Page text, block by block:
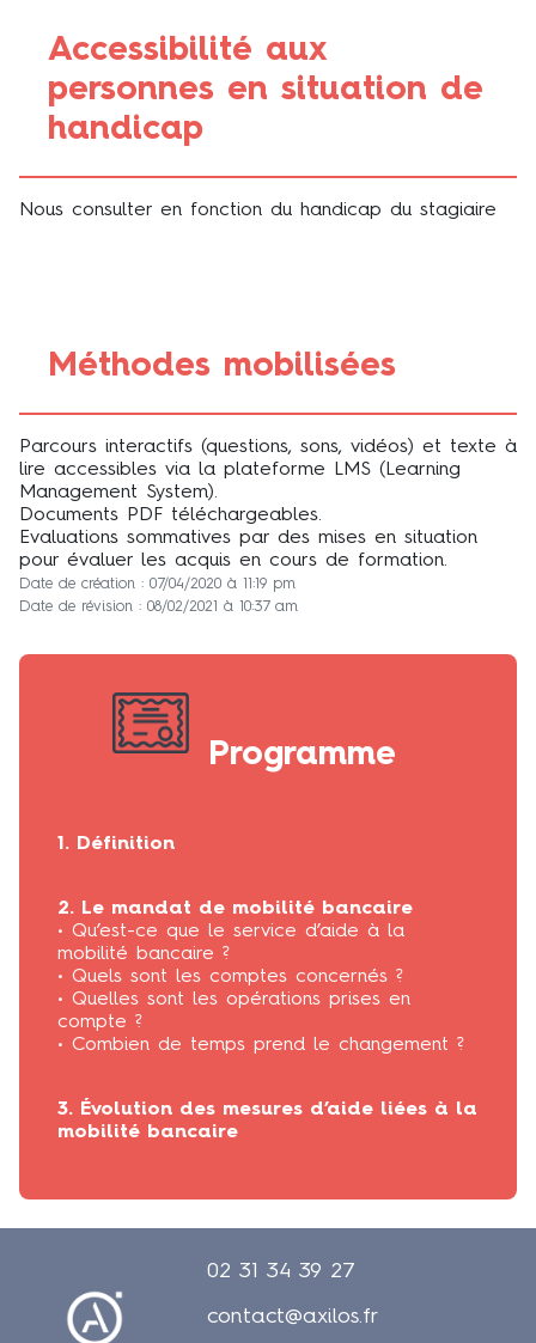
Accessibilité aux
personnes en situation de
handicap
Nous consulter en fonction du handicap du stagiaire
Méthodes mobilisées
Parcours interactifs (questions, sons, vidéos) et texte à
lire accessibles via la plateforme LMS (Learning
Management System).
Documents PDF téléchargeables.
Evaluations sommatives par des mises en situation
pour évaluer les acquis en cours de formation.
Date de création : 07/04/2020 à 11:19 pm
Date de révision : 08/02/2021 à 10:37 am
Programme
1. Définition
2. Le mandat de mobilité bancaire
• Qu’est-ce que le service d’aide à la
mobilité bancaire ?
• Quels sont les comptes concernés ?
• Quelles sont les opérations prises en
compte ?
• Combien de temps prend le changement ?
3. Évolution des mesures d’aide liées à la
mobilité bancaire
02 31 34 39 27
contact@axilos.fr